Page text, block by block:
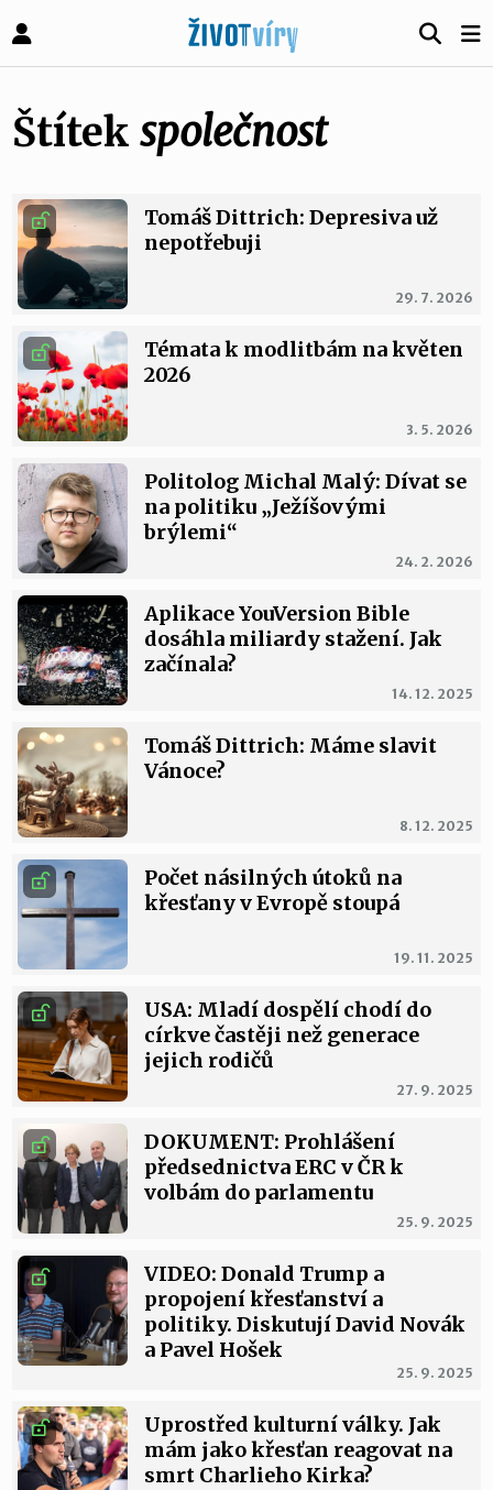
Štítekspolečnost
29. 7. 2026
Tomáš Dittrich: Depresiva už
nepotřebuji
3. 5. 2026
Témata k modlitbám na květen
2026
24. 2. 2026
Politolog Michal Malý: Dívat se
na politiku „Ježíšovými
brýlemi“
14. 12. 2025
Aplikace YouVersion Bible
dosáhla miliardy stažení. Jak
začínala?
8. 12. 2025
Tomáš Dittrich: Máme slavit
Vánoce?
19. 11. 2025
Počet násilných útoků na
křesťany v Evropě stoupá
27. 9. 2025
USA: Mladí dospělí chodí do
církve častěji než generace
jejich rodičů
25. 9. 2025
DOKUMENT: Prohlášení
předsednictva ERC v ČR k
volbám do parlamentu
25. 9. 2025
VIDEO: Donald Trump a
propojení křesťanství a
politiky. Diskutují David Novák
a Pavel Hošek
Uprostřed kulturní války. Jak
mám jako křesťan reagovat na
smrt Charlieho Kirka?